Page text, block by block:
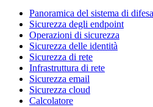
Panoramica del sistema di difesa
Sicurezza degli endpoint
Operazioni di sicurezza
Sicurezza delle identità
Sicurezza di rete
Infrastruttura di rete
Sicurezza email
Sicurezza cloud
Calcolatore